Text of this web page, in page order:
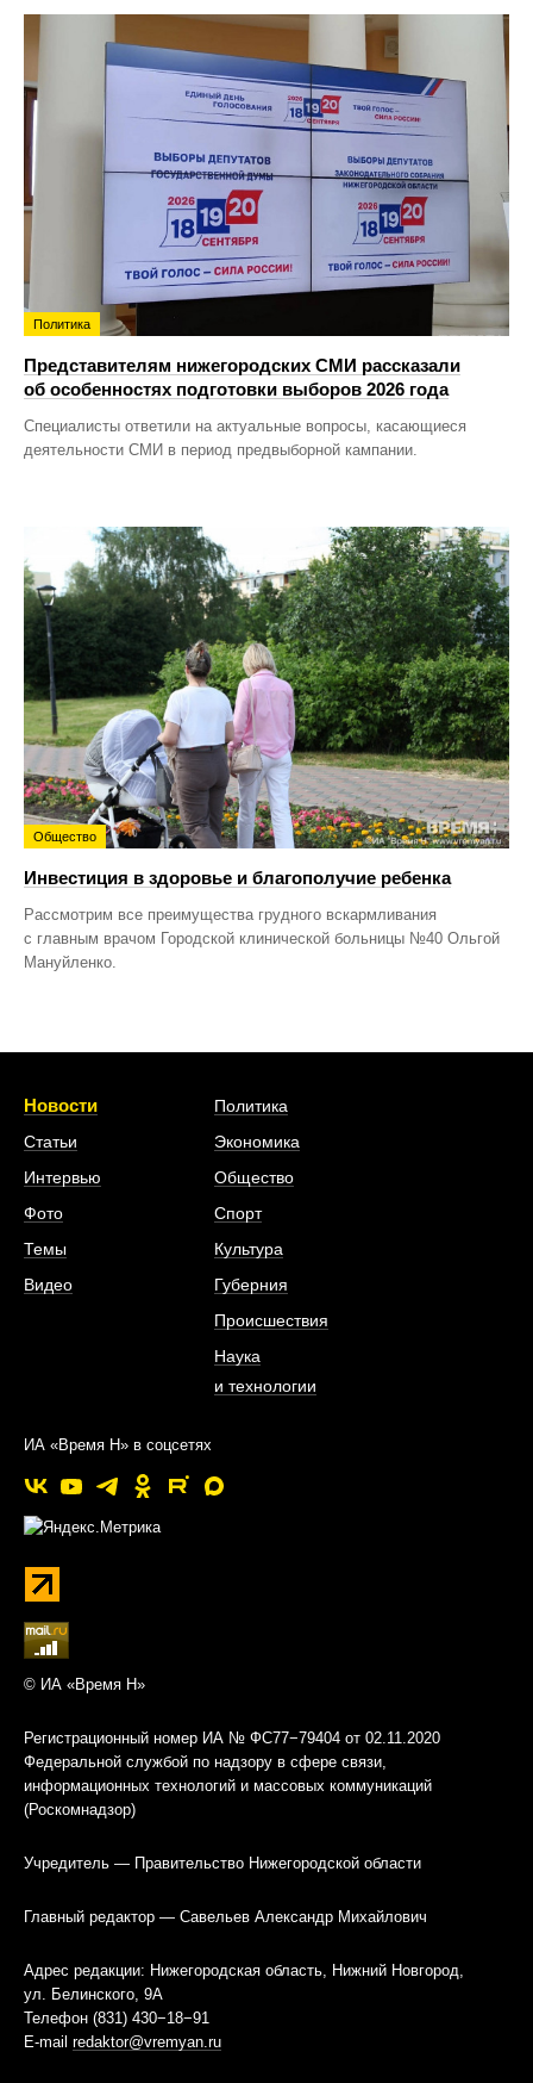
Политика
Представителям нижегородских СМИ рассказали
об особенностях подготовки выборов 2026 года
Специалисты ответили на актуальные вопросы, касающиеся
деятельности СМИ в период предвыборной кампании.
Общество
Инвестиция в здоровье и благополучие ребенка
Рассмотрим все преимущества грудного вскармливания
с главным врачом Городской клинической больницы №40 Ольгой
Мануйленко.
Новости
Статьи
Интервью
Фото
Темы
Видео
Политика
Экономика
Общество
Спорт
Культура
Губерния
Происшествия
Наука
и технологии
ИА «Время Н» в соцсетях
© ИА «Время Н»
Регистрационный номер ИА № ФС77−79404 от 02.11.2020
Федеральной службой по надзору в сфере связи,
информационных технологий и массовых коммуникаций
(Роскомнадзор)
Учредитель — Правительство Нижегородской области
Главный редактор — Савельев Александр Михайлович
Адрес редакции: Нижегородская область, Нижний Новгород,
ул. Белинского, 9А
Телефон (831) 430−18−91
E-mail redaktor@vremyan.ru